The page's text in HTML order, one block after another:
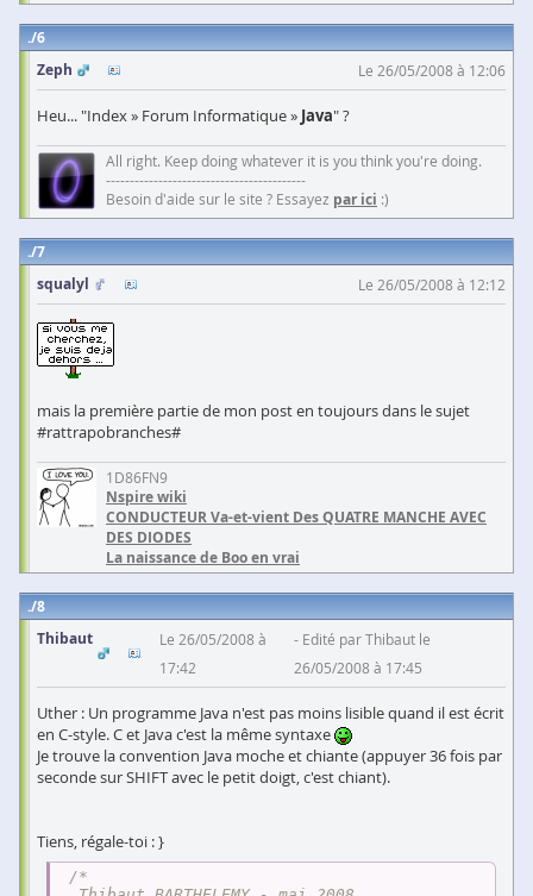
6
Zeph
Le 26/05/2008 à 12:06
Heu... "Index » Forum Informatique » Java" ?
All right. Keep doing whatever it is you think you're doing.
------------------------------------------
Besoin d'aide sur le site ? Essayez par ici :)
7
squalyl
Le 26/05/2008 à 12:12
mais la première partie de mon post en toujours dans le sujet
#rattrapobranches#
1D86FN9
Nspire wiki
CONDUCTEUR Va-et-vient Des QUATRE MANCHE AVEC
DES DIODES
La naissance de Boo en vrai
8
Thibaut
Le 26/05/2008 à
17:42
Edité par Thibaut le
26/05/2008 à 17:45
Uther : Un programme Java n'est pas moins lisible quand il est écrit
en C-style. C et Java c'est la même syntaxe
Je trouve la convention Java moche et chiante (appuyer 36 fois par
seconde sur SHIFT avec le petit doigt, c'est chiant).
Tiens, régale-toi : }
/*